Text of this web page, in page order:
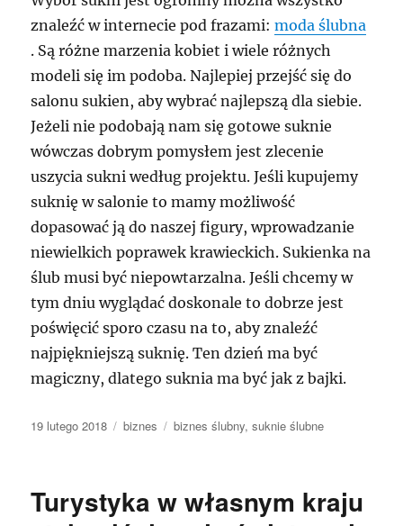
znaleźć w internecie pod frazami:moda ślubna
. Są różne marzenia kobiet i wiele różnych
modeli się im podoba. Najlepiej przejść się do
salonu sukien, aby wybrać najlepszą dla siebie.
Jeżeli nie podobają nam się gotowe suknie
wówczas dobrym pomysłem jest zlecenie
uszycia sukni według projektu. Jeśli kupujemy
suknię w salonie to mamy możliwość
dopasować ją do naszej figury, wprowadzanie
niewielkich poprawek krawieckich. Sukienka na
ślub musi być niepowtarzalna. Jeśli chcemy w
tym dniu wyglądać doskonale to dobrze jest
poświęcić sporo czasu na to, aby znaleźć
najpiękniejszą suknię. Ten dzień ma być
magiczny, dlatego suknia ma być jak z bajki.
Data
19 lutego 2018 Kategorie
biznes Tagi
biznes ślubny,suknie ślubne
Turystyka w własnym kraju